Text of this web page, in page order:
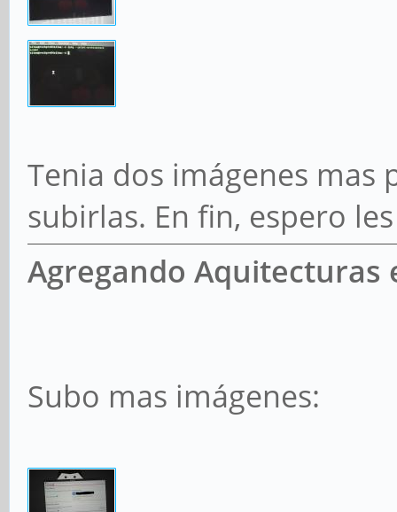
Tenia dos imágenes mas
subirlas. En fin, espero
Agregando Aquitecturas
Subo mas imágenes: